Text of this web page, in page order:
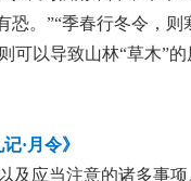
。”“季春行冬令，
可以导致山林“草木”
·月令》
及应当注意的诸多事